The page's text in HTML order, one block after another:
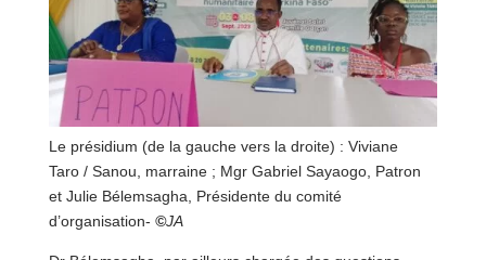
Le présidium (de la gauche vers la droite) : Viviane
Taro / Sanou, marraine ; Mgr Gabriel Sayaogo, Patron
et Julie Bélemsagha, Présidente du comité
d’organisation- ©JA